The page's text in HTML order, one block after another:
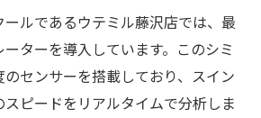
ルであるウテミル藤沢店では、最
ターを導入しています。このシミ
センサーを搭載しており、スイン
ピードをリアルタイムで分析しま